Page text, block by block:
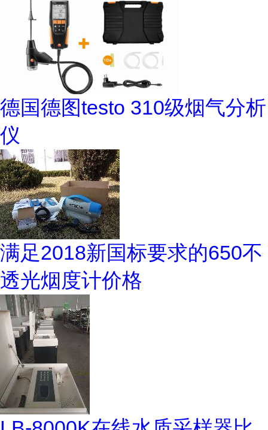
德国德图testo 310级烟气分析
仪
满足2018新国标要求的650不
透光烟度计价格